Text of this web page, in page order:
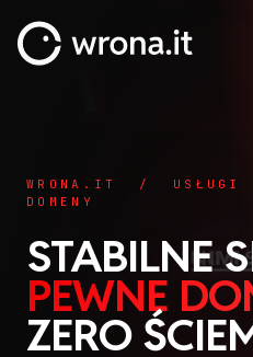
wrona.it
WRONA.IT /
DOMENY
STABILNE
PEWNE
ZERO